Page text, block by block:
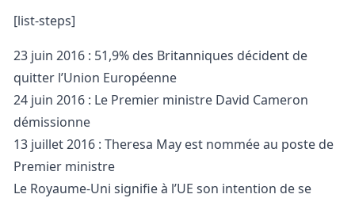
[list-steps]
23 juin 2016 : 51,9% des Britanniques décident de
quitter l’Union Européenne
24 juin 2016 : Le Premier ministre David Cameron
démissionne
13 juillet 2016 : Theresa May est nommée au poste de
Premier ministre
Le Royaume-Uni signifie à l’UE son intention de se